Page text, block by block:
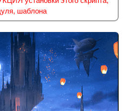
шаблона